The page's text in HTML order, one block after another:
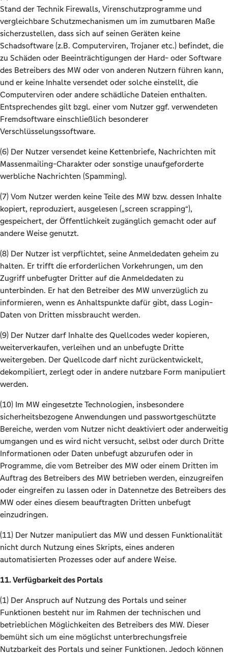
Stand der Technik Firewalls, Virenschutzprogramme und
vergleichbare Schutzmechanismen um im zumutbaren Maße
sicherzustellen, dass sich auf seinen Geräten keine
Schadsoftware (z.B. Computerviren, Trojaner etc.) befindet, die
zu Schäden oder Beeinträchtigungen der Hard- oder Software
des Betreibers des MW oder von anderen Nutzern führen kann,
und er keine Inhalte versendet oder solche einstellt, die
Computerviren oder andere schädliche Dateien enthalten.
Entsprechendes gilt bzgl. einer vom Nutzer ggf. verwendeten
Fremdsoftware einschließlich besonderer
Verschlüsselungssoftware.
(6) Der Nutzer versendet keine Kettenbriefe, Nachrichten mit
Massenmailing-Charakter oder sonstige unaufgeforderte
werbliche Nachrichten (Spamming).
(7) Vom Nutzer werden keine Teile des MW bzw. dessen Inhalte
kopiert, reproduziert, ausgelesen („screen scrapping“),
gespeichert, der Öffentlichkeit zugänglich gemacht oder auf
andere Weise genutzt.
(8) Der Nutzer ist verpflichtet, seine Anmeldedaten geheim zu
halten. Er trifft die erforderlichen Vorkehrungen, um den
Zugriff unbefugter Dritter auf die Anmeldedaten zu
unterbinden. Er hat den Betreiber des MW unverzüglich zu
informieren, wenn es Anhaltspunkte dafür gibt, dass Login-
Daten von Dritten missbraucht werden.
(9) Der Nutzer darf Inhalte des Quellcodes weder kopieren,
weiterverkaufen, verleihen und an unbefugte Dritte
weitergeben. Der Quellcode darf nicht zurückentwickelt,
dekompiliert, zerlegt oder in andere nutzbare Form manipuliert
werden.
(10) Im MW eingesetzte Technologien, insbesondere
sicherheitsbezogene Anwendungen und passwortgeschützte
Bereiche, werden vom Nutzer nicht deaktiviert oder anderweitig
umgangen und es wird nicht versucht, selbst oder durch Dritte
Informationen oder Daten unbefugt abzurufen oder in
Programme, die vom Betreiber des MW oder einem Dritten im
Auftrag des Betreibers des MW betrieben werden, einzugreifen
oder eingreifen zu lassen oder in Datennetze des Betreibers des
MW oder eines diesem beauftragten Dritten unbefugt
einzudringen.
(11) Der Nutzer manipuliert das MW und dessen Funktionalität
nicht durch Nutzung eines Skripts, eines anderen
automatisierten Prozesses oder auf andere Weise.
11. Verfügbarkeit des Portals
(1) Der Anspruch auf Nutzung des Portals und seiner
Funktionen besteht nur im Rahmen der technischen und
betrieblichen Möglichkeiten des Betreibers des MW. Dieser
bemüht sich um eine möglichst unterbrechungsfreie
Nutzbarkeit des Portals und seiner Funktionen. Jedoch können